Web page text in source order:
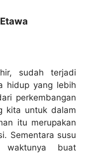
sudah terjadi
hidup yang lebih
perkembangan
kita untuk dalam
itu merupakan
Sementara susu
waktunya buat